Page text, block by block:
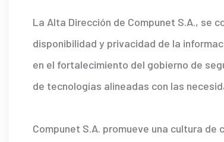
La Alta Dirección de Compunet S.A., se
disponibilidad y privacidad de la
en el fortalecimiento del gobierno de
de tecnologías alineadas con las
Compunet S.A. promueve una cultura